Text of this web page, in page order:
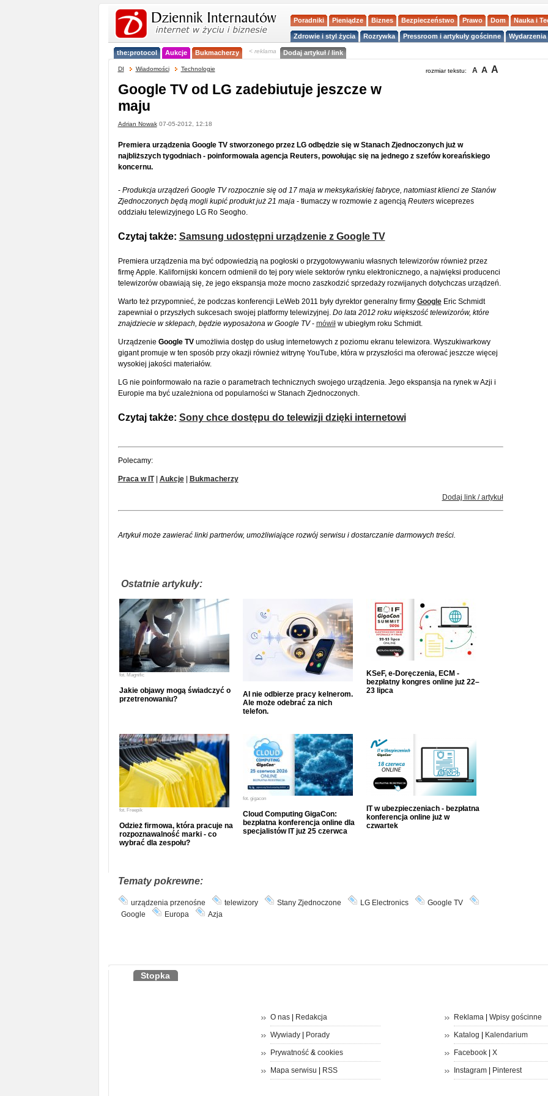
Poradniki Pieniądze Biznes Bezpieczeństwo Prawo Dom Nauka i
Zdrowie i styl życia Rozrywka Pressroom i artykuły gościnne
the:protocol Aukcje Bukmacherzy < reklama Dodaj artykuł / link
DI Wiadomości Technologie rozmiar tekstu: A A A
Google TV od LG zadebiutuje jeszcze w
maju
Adrian Nowak07-05-2012, 12:18
Premiera urządzenia Google TV stworzonego przez LG odbędzie się w Stanach Zjednoczonych już w
najbliższych tygodniach - poinformowała agencja Reuters, powołując się na jednego z szefów koreańskiego
koncernu.
- Produkcja urządzeń Google TV rozpocznie się od 17 maja w meksykańskiej fabryce, natomiast klienci ze Stanów
Zjednoczonych będą mogli kupić produkt już 21 maja- tłumaczy w rozmowie z agencją Reuterswiceprezes
oddziału telewizyjnego LG Ro Seogho.
Czytaj także: Samsung udostępni urządzenie z Google TV
Premiera urządzenia ma być odpowiedzią na pogłoski o przygotowywaniu własnych telewizorów również przez
firmę Apple. Kalifornijski koncern odmienił do tej pory wiele sektorów rynku elektronicznego, a najwięksi producenci
telewizorów obawiają się, że jego ekspansja może mocno zaszkodzić sprzedaży rozwijanych dotychczas urządzeń.
Warto też przypomnieć, że podczas konferencji LeWeb 2011 były dyrektor generalny firmy GoogleEric Schmidt
zapewniał o przyszłych sukcesach swojej platformy telewizyjnej. Do lata 2012 roku większość telewizorów, które
znajdziecie w sklepach, będzie wyposażona w Google TV- mówiłw ubiegłym roku Schmidt.
Urządzenie Google TVumożliwia dostęp do usług internetowych z poziomu ekranu telewizora. Wyszukiwarkowy
gigant promuje w ten sposób przy okazji również witrynę YouTube, która w przyszłości ma oferować jeszcze więcej
wysokiej jakości materiałów.
LG nie poinformowało na razie o parametrach technicznych swojego urządzenia. Jego ekspansja na rynek w Azji i
Europie ma być uzależniona od popularności w Stanach Zjednoczonych.
Czytaj także: Sony chce dostępu do telewizji dzięki internetowi
Polecamy:
Praca w IT| Aukcje| Bukmacherzy
Dodaj link / artykuł
Artykuł może zawierać linki partnerów, umożliwiające rozwój serwisu i dostarczanie darmowych treści.
Ostatnie artykuły:
fot. Magnific
Jakie objawy mogą świadczyć o
przetrenowaniu?
AI nie odbierze pracy kelnerom.
Ale może odebrać za nich
telefon.
KSeF, e-Doręczenia, ECM -
bezpłatny kongres online już 22–
23 lipca
fot. Freepik
Odzież firmowa, która pracuje na
rozpoznawalność marki - co
wybrać dla zespołu?
fot. gigacon
Cloud Computing GigaCon:
bezpłatna konferencja online dla
specjalistów IT już 25 czerwca
IT w ubezpieczeniach - bezpłatna
konferencja online już w
czwartek
Tematy pokrewne:
urządzenia przenośne telewizory Stany Zjednoczone LG Electronics
Google TV
Google
Europa Azja
Stopka
O nas| Redakcja
Wywiady| Porady
Prywatność& cookies
Mapa serwisu RSS
Reklama| Wpisy gościnne
Katalog Kalendarium
Facebook| X
Instagram| Pinterest